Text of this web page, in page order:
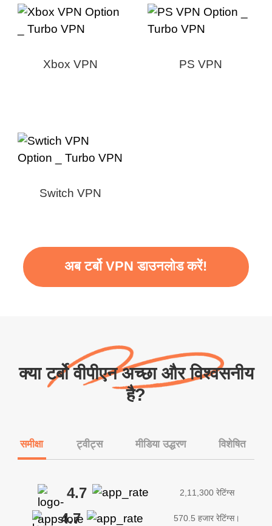
Xbox VPN PS VPN
Switch VPN
अब टर्बो VPN डाउनलोड करें!
क्या टर्बो वीपीएन अच्छा और विश्वसनीय
है?
समीक्षा ट्वीट्स मीडिया उद्धरण विशेषित
4.7 2,11,300 रेटिंग्स
4.7 570.5 हजार रेटिंग्स।